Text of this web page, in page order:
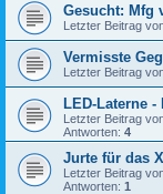
Gesucht: Mfg
Letzter Beitrag
Vermisste
Letzter Beitrag
LED-Laterne
Letzter Beitrag
Antworten: 4
Jurte für das
Letzter Beitrag
Antworten: 1